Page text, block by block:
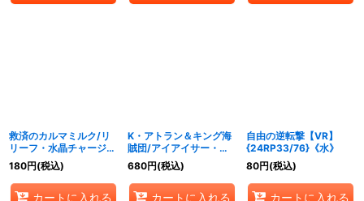
救済のカルマミルク/リ
リーフ・水晶チャージャ
ー【R】{23EX315/74}
《水》
180円(税込)
カートに入れる
K・アトラン＆キング海
賊団/アイアイサー・チ
ャージャー【U】
{P40/Y23}《水》
680円(税込)
カートに入れる
自由の逆転撃【VR】
{24RP33/76}《水》
80円(税込)
カートに入れる